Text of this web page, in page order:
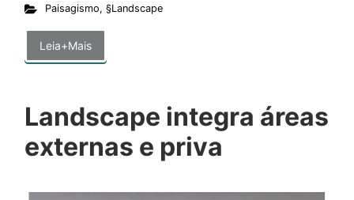
Paisagismo, §Landscape
Leia+Mais
Landscape integra áreas
externas e priva